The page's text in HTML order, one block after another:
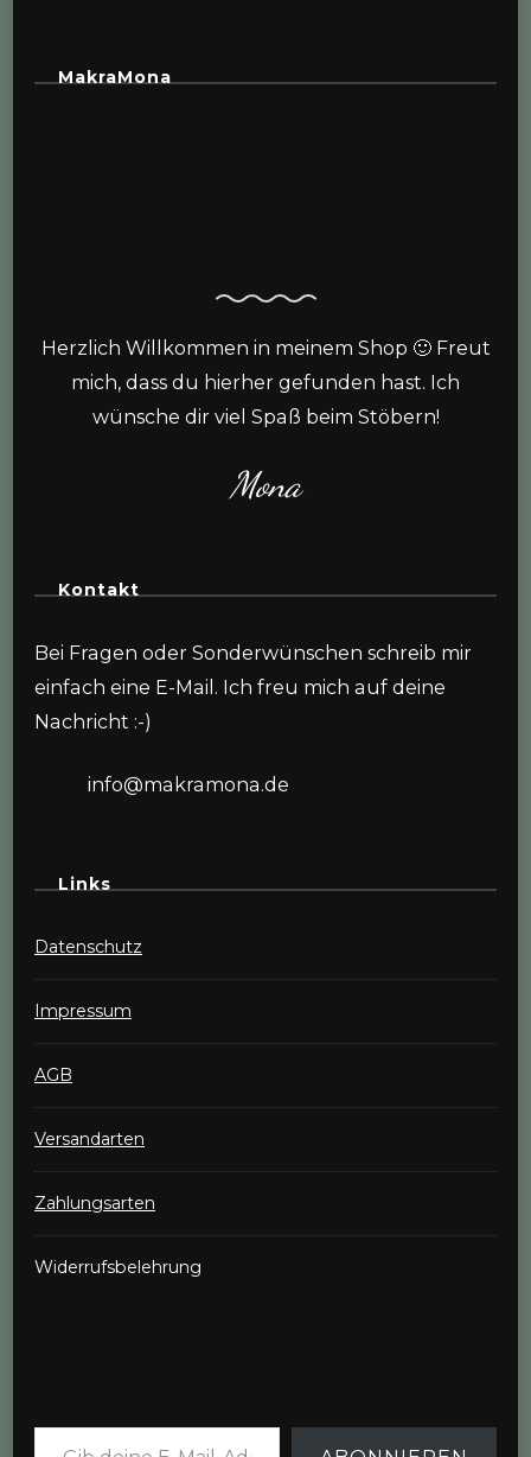
MakraMona
Herzlich Willkommen in meinem Shop 🙂 Freut
mich, dass du hierher gefunden hast. Ich
wünsche dir viel Spaß beim Stöbern!
Mona
Kontakt
Bei Fragen oder Sonderwünschen schreib mir
einfach eine E-Mail. Ich freu mich auf deine
Nachricht :-)
info@makramona.de
Links
Datenschutz
Impressum
AGB
Versandarten
Zahlungsarten
Widerrufsbelehrung
Gib deine E-Mail-Adresse ein ...